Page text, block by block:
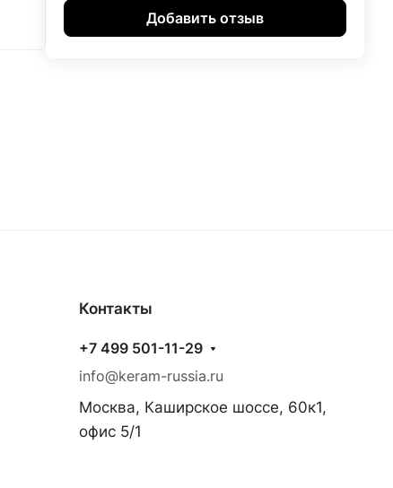
Добавить отзыв
Контакты
+7 499 501-11-29
info@keram-russia.ru
Москва, Каширское шоссе, 60к1,
офис 5/1